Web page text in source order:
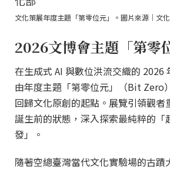
文化策展年度主題「第零位元」。圖片來源｜文
2026文博會主題「第零
在生成式 AI 與數位洪流交織的 2026
由年度主題「第零位元」（Bit Zero
回歸文化原創的起點。展覽引領觀者
誕生前的狀態，深入探索最純粹的「
發」。
隨著空總臺灣當代文化實驗場的古蹟